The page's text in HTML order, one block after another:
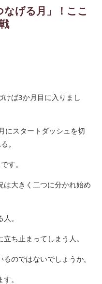
げる月」！ここ
けば3か月目に入りまし
にスタートダッシュを切
。
す。
は大きく二つに分かれ始め
。
ち止まってしまう人。
のではないでしょうか。
。